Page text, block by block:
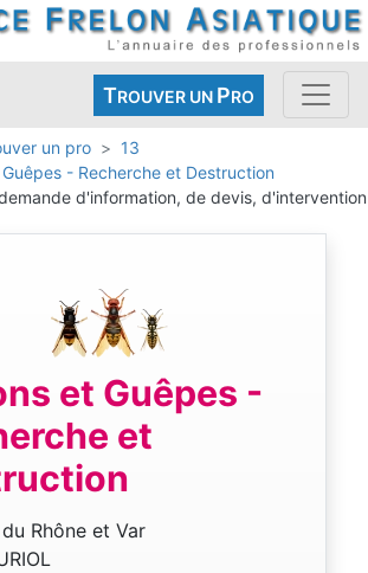
TROUVER UN PRO
un pro
13
- Recherche et Destruction
d'information, de devis, d'intervention
et Guêpes -
et
Rhône et Var